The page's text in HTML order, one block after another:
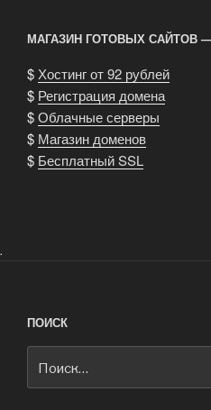
МАГАЗИН ГОТОВЫХ САЙТОВ —
$ Хостинг от 92 рублей
$ Регистрация домена
$Облачные серверы
$ Магазин доменов
$ Бесплатный SSL
.
ПОИСК